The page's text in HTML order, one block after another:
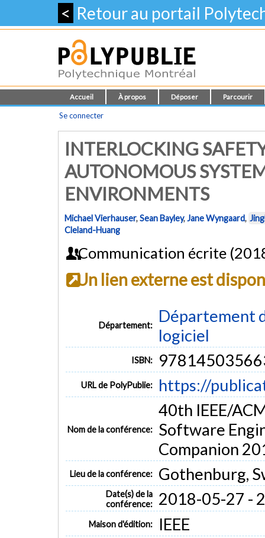
< Retour au portail
Accueil À propos Déposer Parcourir
Se connecter
INTERLOCKING
AUTONOMOUS
ENVIRONMENTS
Michael Vierhauser,Sean Bayley,Jane Wyngaard,
Cleland-Huang
Communication écrite
Un lien externe est
Département:
Département
logiciel
ISBN:
URL de PolyPublie: https://
Nom de la conférence:
40th IEEE/
Software
Companion
Lieu de la conférence: Gothenburg,
Date(s) de la
conférence:
2018-05-27 -
Maison d'édition: IEEE